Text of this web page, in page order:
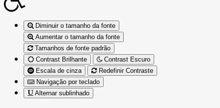
Diminuir o tamanho da fonte
Aumentar o tamanho da fonte
Tamanhos de fonte padrão
Contrast Brilhante
Contrast Escuro
Escala de cinza
Redefinir Contraste
Navigação por teclado
Alternar sublinhado